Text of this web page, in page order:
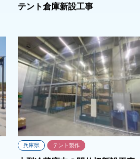
テント倉庫新設工事
兵庫県 テント製作